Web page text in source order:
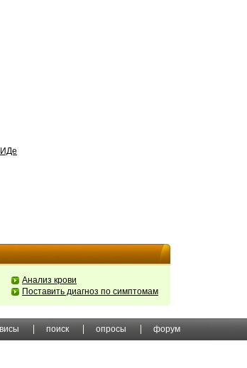
Анализ крови
Поставить диагноз по симптомам
поиск опросы форум